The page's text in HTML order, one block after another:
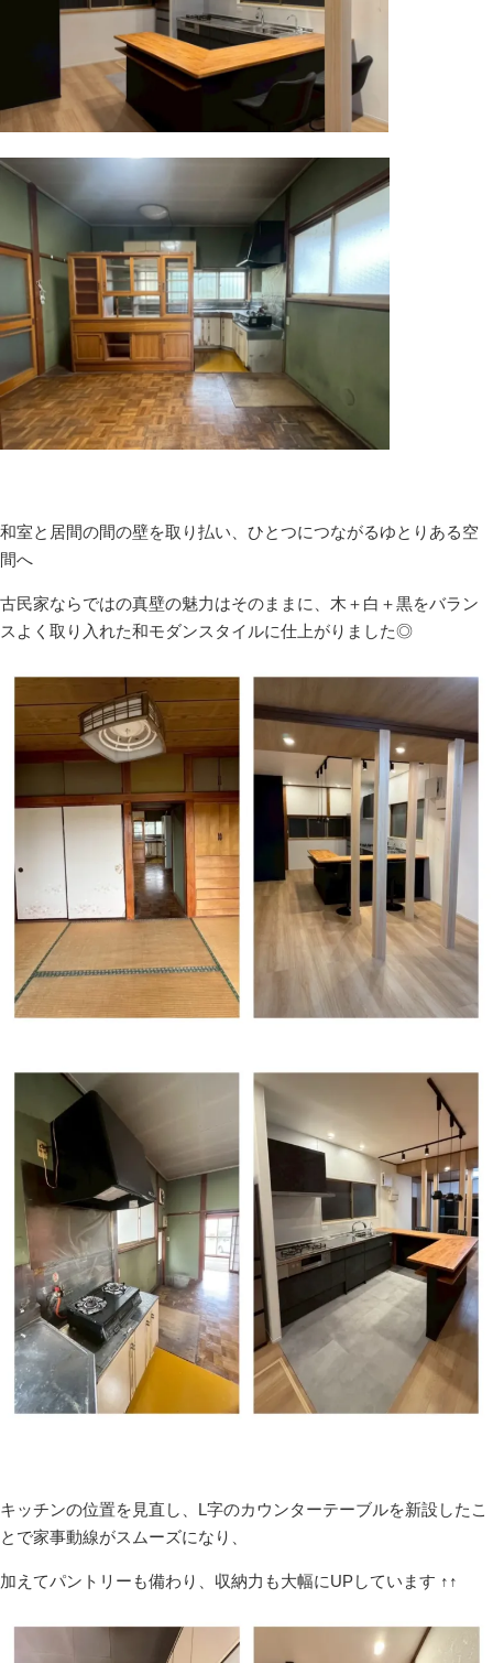
和室と居間の間の壁を取り払い、ひとつにつながるゆとりある空
間へ
古民家ならではの真壁の魅力はそのままに、木＋白＋黒をバラン
スよく取り入れた和モダンスタイルに仕上がりました◎
キッチンの位置を見直し、L字のカウンターテーブルを新設したこ
とで家事動線がスムーズになり、
加えてパントリーも備わり、収納力も大幅にUPしています ↑↑